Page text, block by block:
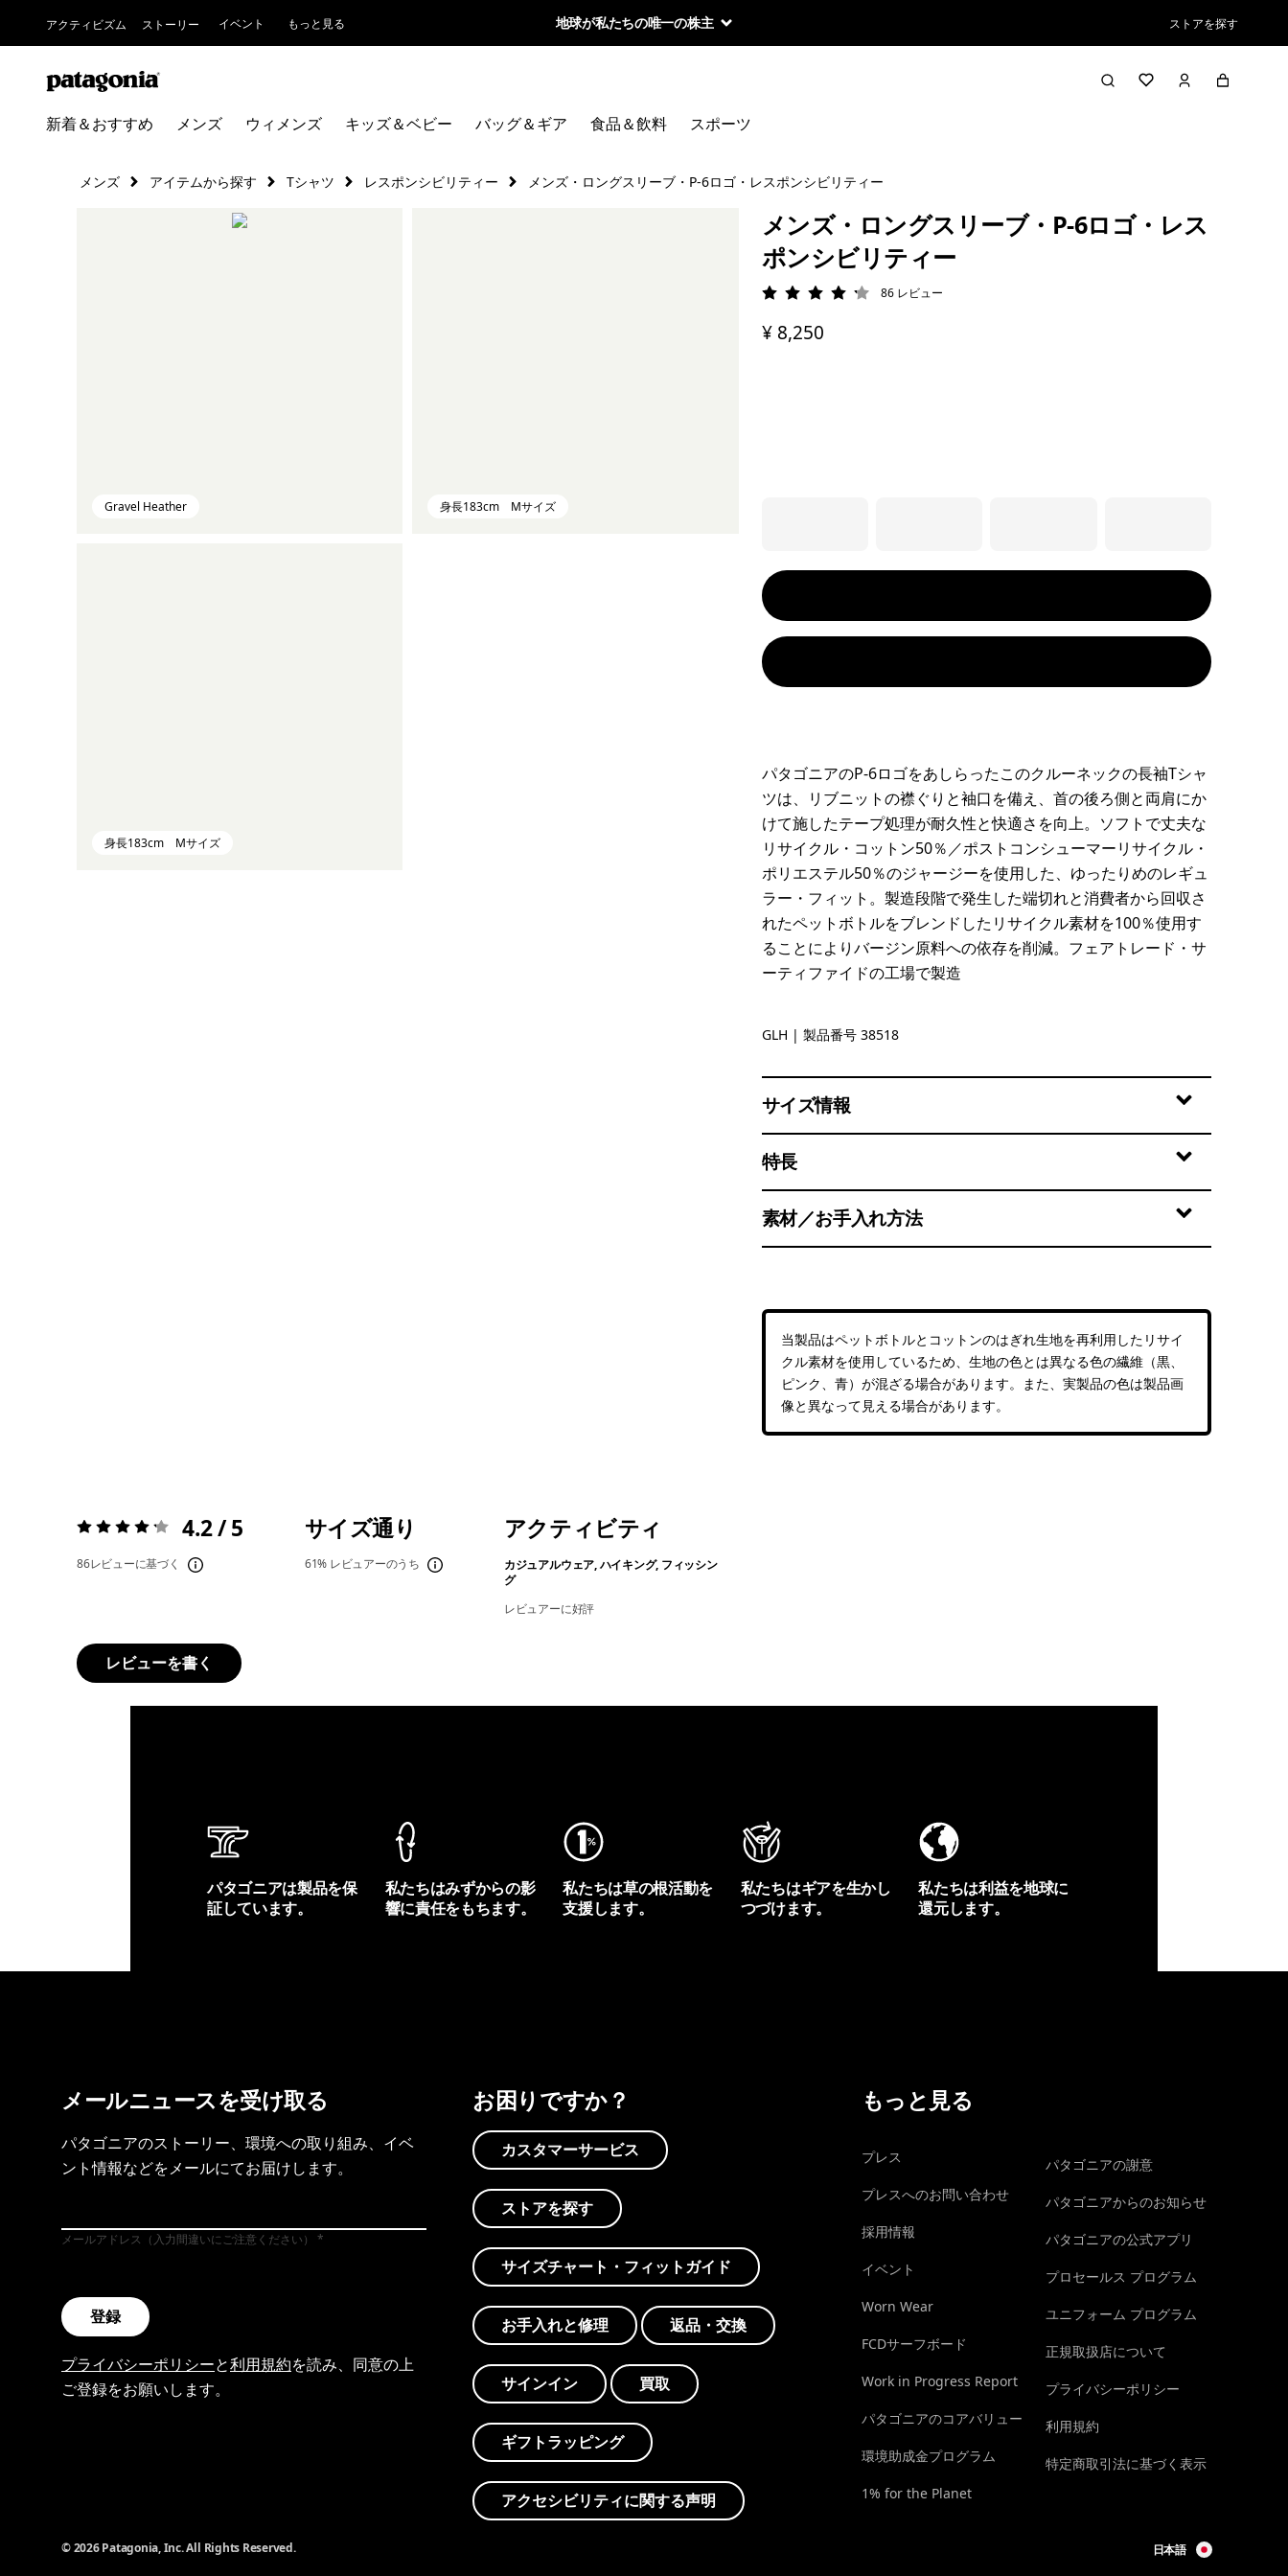
アクティビズム ストーリー イベント もっと見る 地球が私たちの唯一の株主 ストアを探す
新着＆おすすめ メンズ ウィメンズ キッズ＆ベビー バッグ＆ギア 食品＆飲料 スポーツ
メンズ アイテムから探す Tシャツ レスポンシビリティー メンズ・ロングスリーブ・P-6ロゴ・レスポンシビリティー
Gravel Heather 身長183cm Mサイズ
身長183cm Mサイズ
メンズ・ロングスリーブ・P-6ロゴ・レス
ポンシビリティー
評価: 4.2 / 5
86 レビュー
¥ 8,250
パタゴニアのP-6ロゴをあしらったこのクルーネックの長袖Tシャ
ツは、リブニットの襟ぐりと袖口を備え、首の後ろ側と両肩にか
けて施したテープ処理が耐久性と快適さを向上。ソフトで丈夫な
リサイクル・コットン50％／ポストコンシューマーリサイクル・
ポリエステル50％のジャージーを使用した、ゆったりめのレギュ
ラー・フィット。製造段階で発生した端切れと消費者から回収さ
れたペットボトルをブレンドしたリサイクル素材を100％使用す
ることによりバージン原料への依存を削減。フェアトレード・サ
ーティファイドの工場で製造
Gravel Heather
GLH | 製品番号 38518
サイズ情報
特長
素材／お手入れ方法
当製品はペットボトルとコットンのはぎれ生地を再利用したリサイ
クル素材を使用しているため、生地の色とは異なる色の繊維（黒、
ピンク、青）が混ざる場合があります。また、実製品の色は製品画
像と異なって見える場合があります。
評価:4.2 / 5 4.2 / 5
86レビューに基づく
サイズ通り
61% レビュアーのうち
アクティビティ
カジュアルウェア, ハイキング, フィッシン
グ
レビュアーに好評
レビューを書く
パタゴニアは製品を保
証しています。
私たちはみずからの影
響に責任をもちます。
私たちは草の根活動を
支援します。
私たちはギアを生かし
つづけます。
私たちは利益を地球に
還元します。
メールニュースを受け取る
パタゴニアのストーリー、環境への取り組み、イベ
ント情報などをメールにてお届けします。
メールアドレス（入力間違いにご注意ください）
登録
プライバシーポリシーと利用規約を読み、同意の上
ご登録をお願いします。
お困りですか？
カスタマーサービス
ストアを探す
サイズチャート・フィットガイド
お手入れと修理 返品・交換
サインイン 買取
ギフトラッピング
アクセシビリティに関する声明
もっと見る
プレス
プレスへのお問い合わせ
採用情報
イベント
Worn Wear
FCDサーフボード
Work in Progress Report
パタゴニアのコアバリュー
環境助成金プログラム
1% for the Planet
パタゴニアの謝意
パタゴニアからのお知らせ
パタゴニアの公式アプリ
プロセールス プログラム
ユニフォーム プログラム
正規取扱店について
プライバシーポリシー
利用規約
特定商取引法に基づく表示
© 2026 Patagonia, Inc. All Rights Reserved. 日本語